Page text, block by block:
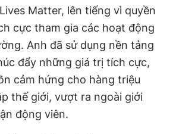
Matter, lên tiếng vì quyền
cực tham gia các hoạt động
Anh đã sử dụng nền tảng
đẩy những giá trị tích cực,
cảm hứng cho hàng triệu
thế giới, vượt ra ngoài giới
động viên.